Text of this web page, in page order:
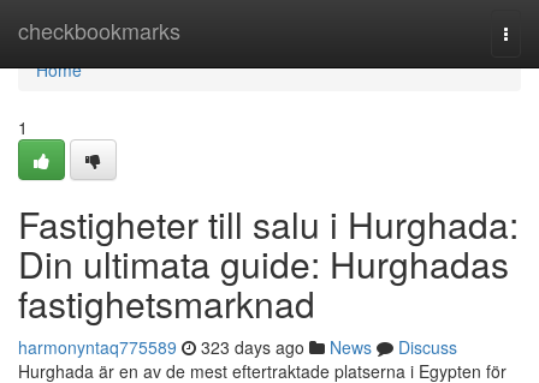
checkbookmarks
Home
Home
1
Fastigheter till salu i Hurghada:
Din ultimata guide: Hurghadas
fastighetsmarknad
harmonyntaq775589 323 days ago News
Discuss
Hurghada är en av de mest eftertraktade platserna i Egypten för